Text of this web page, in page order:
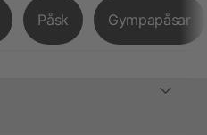
Påsk Gympapåsar